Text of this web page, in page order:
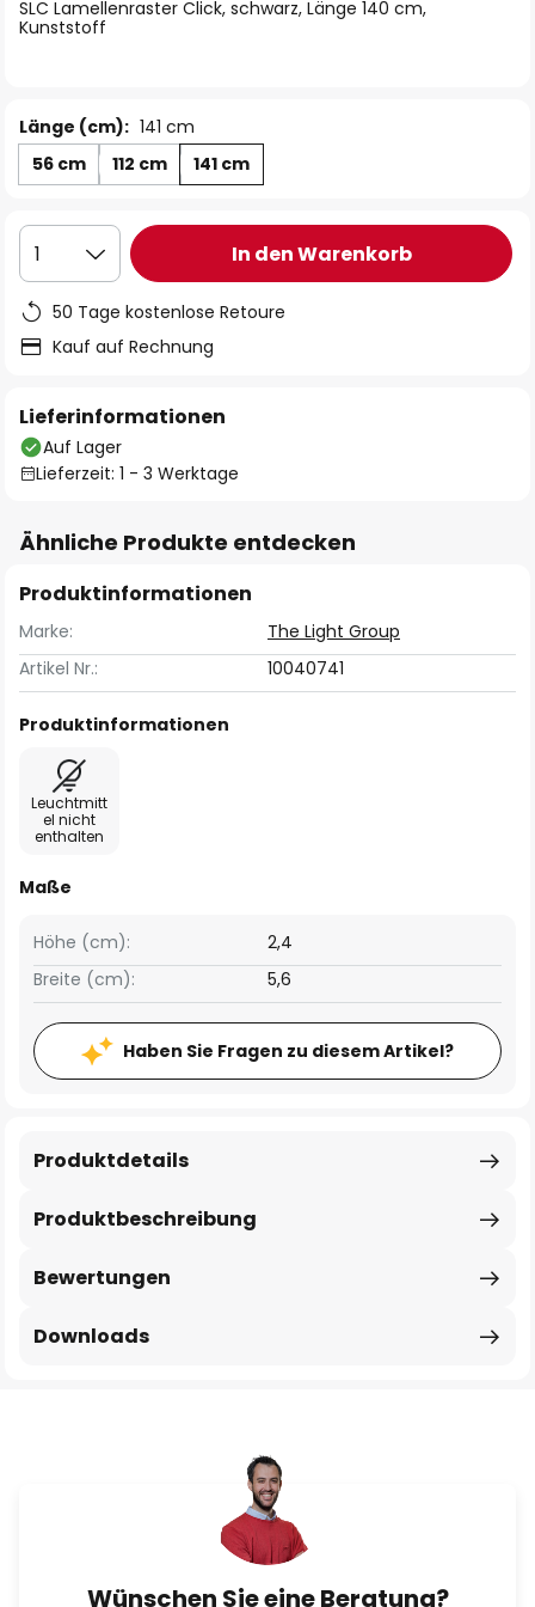
SLC Lamellenraster Click, schwarz, Länge 140 cm,
Kunststoff
Länge (cm): 141 cm
56 cm
112 cm 141 cm
1 In den Warenkorb
50 Tage kostenlose Retoure
Kauf auf Rechnung
Lieferinformationen
Auf Lager
Lieferzeit: 1 - 3 Werktage
Ähnliche Produkte entdecken
Produktinformationen
Marke:
The Light Group
Artikel Nr.:
10040741
Produktinformationen
Leuchtmitt
el nicht
enthalten
Maße
Breite (cm): 5,6
Höhe (cm): 2,4
Haben Sie Fragen zu diesem Artikel?
Produktbeschreibung
Produktdetails
Bewertungen
Downloads
Wünschen Sie eine Beratung?